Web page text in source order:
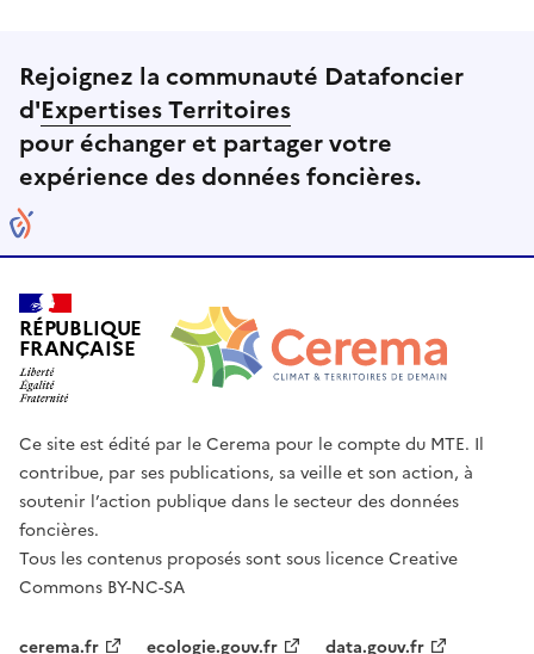
Rejoignez la communauté Datafoncier
d'Expertises Territoires
pour échanger et partager votre
expérience des données foncières.
RÉPUBLIQUE
FRANÇAISE
Ce site est édité par le Cerema pour le compte du MTE. Il
contribue, par ses publications, sa veille et son action, à
soutenir l’action publique dans le secteur des données
foncières.
Tous les contenus proposés sont sous licence Creative
Commons BY-NC-SA
cerema.fr ecologie.gouv.fr data.gouv.fr